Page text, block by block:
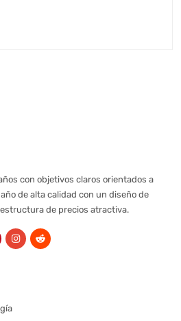
con objetivos claros orientados a
de alta calidad con un diseño de
de precios atractiva.